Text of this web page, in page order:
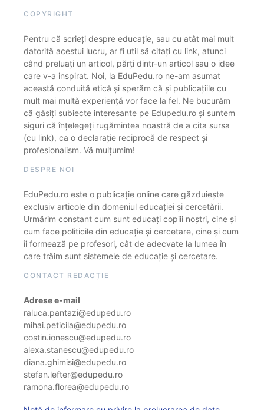
COPYRIGHT
Pentru că scrieți despre educație, sau cu atât mai mult
datorită acestui lucru, ar fi util să citați cu link, atunci
când preluați un articol, părți dintr-un articol sau o idee
care v-a inspirat. Noi, la EduPedu.ro ne-am asumat
această conduită etică și sperăm că și publicațiile cu
mult mai multă experiență vor face la fel. Ne bucurăm
că găsiți subiecte interesante pe Edupedu.ro și suntem
siguri că înțelegeți rugămintea noastră de a cita sursa
(cu link), ca o declarație reciprocă de respect și
profesionalism. Vă mulțumim!
DESPRE NOI
EduPedu.ro este o publicație online care găzduiește
exclusiv articole din domeniul educației și cercetării.
Urmărim constant cum sunt educați copiii noștri, cine și
cum face politicile din educație și cercetare, cine și cum
îi formează pe profesori, cât de adecvate la lumea în
care trăim sunt sistemele de educație și cercetare.
CONTACT REDACȚIE
Adrese e-mail
raluca.pantazi@edupedu.ro
mihai.peticila@edupedu.ro
costin.ionescu@edupedu.ro
alexa.stanescu@edupedu.ro
diana.ghimisi@edupedu.ro
stefan.lefter@edupedu.ro
ramona.florea@edupedu.ro